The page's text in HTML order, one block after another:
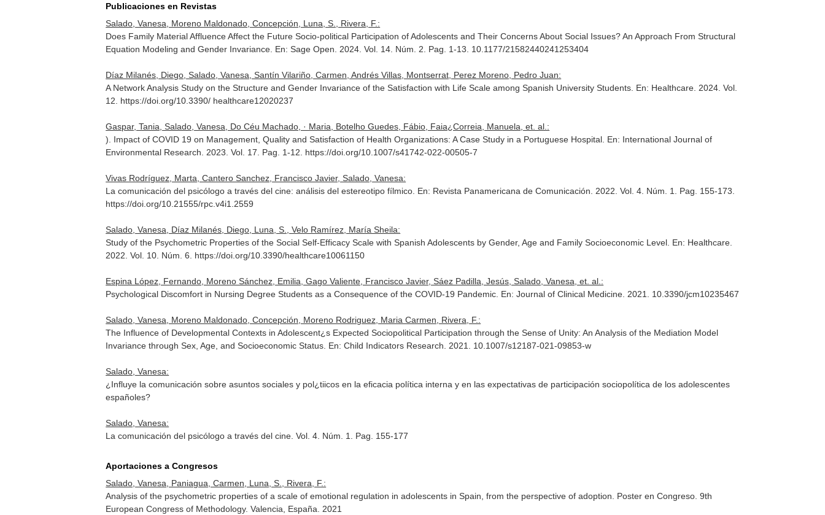
Publicaciones en Revistas
Salado, Vanesa, Moreno Maldonado, Concepción, Luna, S., Rivera, F.:
Does Family Material Affluence Affect the Future Socio-political Participation of Adolescents and Their Concerns About Social Issues? An Approach From Structural
Equation Modeling and Gender Invariance. En: Sage Open . 2024. Vol. 14. Núm. 2. Pag. 1-13. 10.1177/21582440241253404
Díaz Milanés, Diego, Salado, Vanesa, Santín Vilariño, Carmen, Andrés Villas, Montserrat, Perez Moreno, Pedro Juan:
A Network Analysis Study on the Structure and Gender Invariance of the Satisfaction with Life Scale among Spanish University Students. En: Healthcare . 2024. Vol.
12. https://doi.org/10.3390/ healthcare12020237
Gaspar, Tania, Salado, Vanesa, Do Céu Machado, · Maria, Botelho Guedes, Fábio, Faia¿Correia, Manuela, et. al.:
). Impact of COVID 19 on Management, Quality and Satisfaction of Health Organizations: A Case Study in a Portuguese Hospital. En: International Journal of
Environmental Research . 2023. Vol. 17. Pag. 1-12. https://doi.org/10.1007/s41742-022-00505-7
Vivas Rodríguez, Marta, Cantero Sanchez, Francisco Javier, Salado, Vanesa:
La comunicación del psicólogo a través del cine: análisis del estereotipo fílmico. En: Revista Panamericana de Comunicación . 2022. Vol. 4. Núm. 1. Pag. 155-173.
https://doi.org/10.21555/rpc.v4i1.2559
Salado, Vanesa, Díaz Milanés, Diego, Luna, S., Velo Ramírez, María Sheila:
Study of the Psychometric Properties of the Social Self-Efficacy Scale with Spanish Adolescents by Gender, Age and Family Socioeconomic Level. En: Healthcare
2022. Vol. 10. Núm. 6. https://doi.org/10.3390/healthcare10061150
Espina López, Fernando, Moreno Sánchez, Emilia, Gago Valiente, Francisco Javier, Sáez Padilla, Jesús, Salado, Vanesa, et. al.:
Psychological Discomfort in Nursing Degree Students as a Consequence of the COVID-19 Pandemic. En: Journal of Clinical Medicine . 2021. 10.3390/jcm10235467
Salado, Vanesa, Moreno Maldonado, Concepción, Moreno Rodriguez, Maria Carmen, Rivera, F.:
The Influence of Developmental Contexts in Adolescent¿s Expected Sociopolitical Participation through the Sense of Unity: An Analysis of the Mediation Model
Invariance through Sex, Age, and Socioeconomic Status. En: Child Indicators Research . 2021. 10.1007/s12187-021-09853-w
Salado, Vanesa:
¿Influye la comunicación sobre asuntos sociales y pol¿tiicos en la eficacia política interna y en las expectativas de participación sociopolítica de los adolescentes
españoles?
Salado, Vanesa:
La comunicación del psicólogo a través del cine. Vol. 4. Núm. 1. Pag. 155-177
Aportaciones a Congresos
Salado, Vanesa, Paniagua, Carmen, Luna, S., Rivera, F.:
Analysis of the psychometric properties of a scale of emotional regulation in adolescents in Spain, from the perspective of adoption. Poster en Congreso. 9th
European Congress of Methodology. Valencia, España. 2021